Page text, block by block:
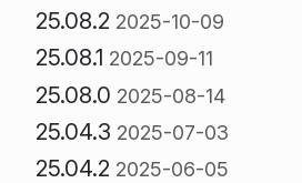
25.08.2 2025-10-09
25.08.1 2025-09-11
25.08.0 2025-08-14
25.04.3 2025-07-03
25.04.2 2025-06-05